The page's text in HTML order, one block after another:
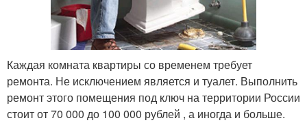
Каждая комната квартиры со временем требует
ремонта. Не исключением является и туалет. Выполнить
ремонт этого помещения под ключ на территории России
стоит от 70 000 до 100 000 рублей , а иногда и больше.